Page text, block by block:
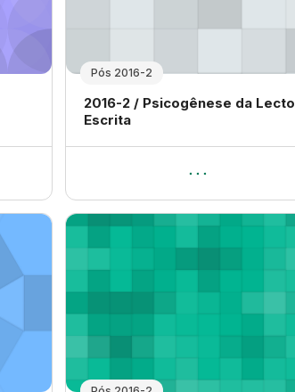
Pós 2016-2
Nome da disciplina
2016-2 / Psicogênese da Lecto
Escrita